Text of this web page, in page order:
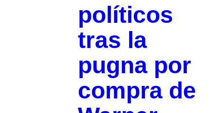
políticos
tras la
pugna por
compra de